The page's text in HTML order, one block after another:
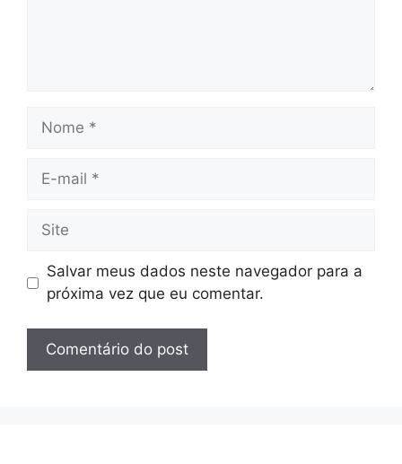
Nome
Site
Salvar meus dados neste navegador para a
próxima vez que eu comentar.